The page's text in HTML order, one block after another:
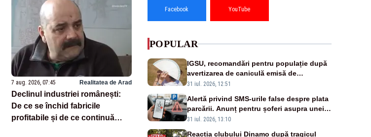
7 aug. 2026, 07:45 Realitatea de Arad
Declinul industriei românești:
De ce se închid fabricile
profitabile și de ce continuă
Facebook YouTube
POPULAR
IGSU, recomandări pentru populație după
avertizarea de caniculă emisă de
meteorologi
31 iul. 2026, 12:51
Alertă privind SMS-urile false despre plata
parcării. Anunț pentru șoferi asupra unei
noi metode de fraudă online
31 iul. 2026, 13:10
Reacția clubului Dinamo după tragicul